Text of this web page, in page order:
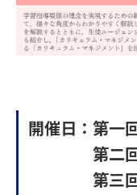
開催日：第一
第二回：
第三回：